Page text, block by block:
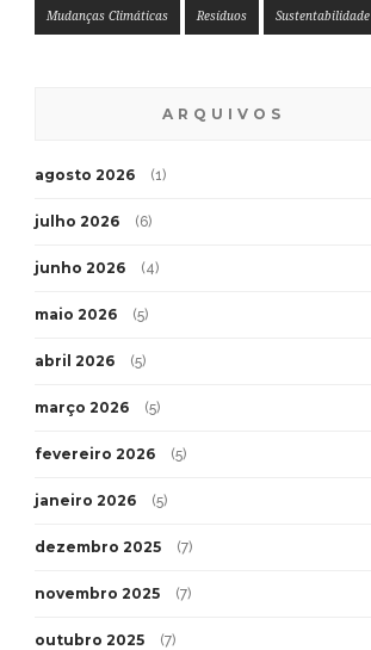
Mudanças Climáticas Resíduos Sustentabilidade
ARQUIVOS
agosto 2026 (1)
julho 2026 (6)
junho 2026 (4)
maio 2026 (5)
abril 2026 (5)
março 2026 (5)
fevereiro 2026 (5)
janeiro 2026 (5)
dezembro 2025 (7)
novembro 2025 (7)
outubro 2025 (7)